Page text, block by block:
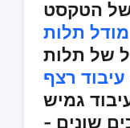
של הטקסט
מודל תלות
של תלות
עיבוד רצף
גמיש
שונים -